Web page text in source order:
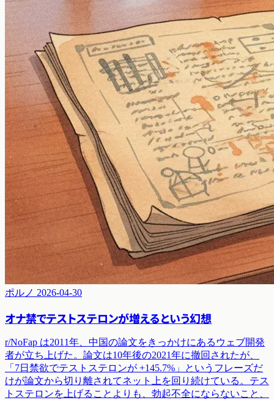
ポルノ 2026-04-30
オナ禁でテストステロンが増えるという幻想
r/NoFap は2011年、中国の論文をきっかけにあるウェブ開発
者が立ち上げた。論文は10年後の2021年に撤回されたが、
「7日禁欲でテストステロンが +145.7%」というフレーズだ
けが論文から切り離されてネット上を回り続けている。テス
トステロンを上げることよりも、勃起不全にならないこと、